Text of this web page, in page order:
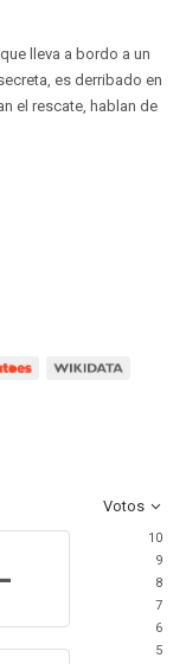
lleva a bordo a un
es derribado en
el rescate, hablan de
Votos
10
9
8
7
6
5